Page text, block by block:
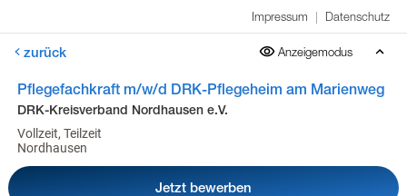
Impressum | Datenschutz
zurück Anzeigemodus
Pflegefachkraft m/w/d DRK-Pflegeheim am Marienweg
DRK-Kreisverband Nordhausen e.V.
Vollzeit, Teilzeit
Nordhausen
Jetzt bewerben